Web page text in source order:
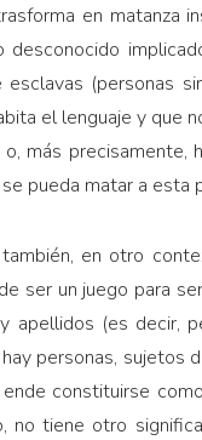
en matanza
desconocido
(personas
el lenguaje y que
más precisamente,
pueda matar a esta
en otro
ser un juego para
apellidos (es decir,
hay personas, sujetos
constituirse
no tiene otro